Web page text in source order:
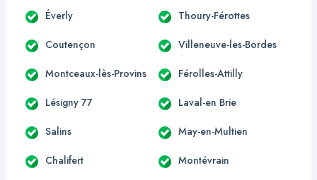
Éverly Thoury-Férottes
Coutençon Villeneuve-les-Bordes
Montceaux-lès-Provins Férolles-Attilly
Lésigny 77 Laval-en Brie
Salins May-en-Multien
Chalifert Montévrain